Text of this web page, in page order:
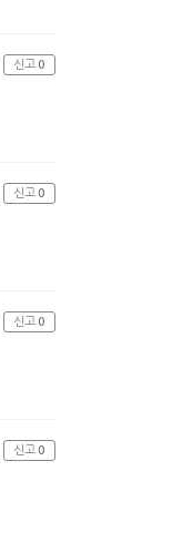
신고 0
신고 0
신고 0
신고 0